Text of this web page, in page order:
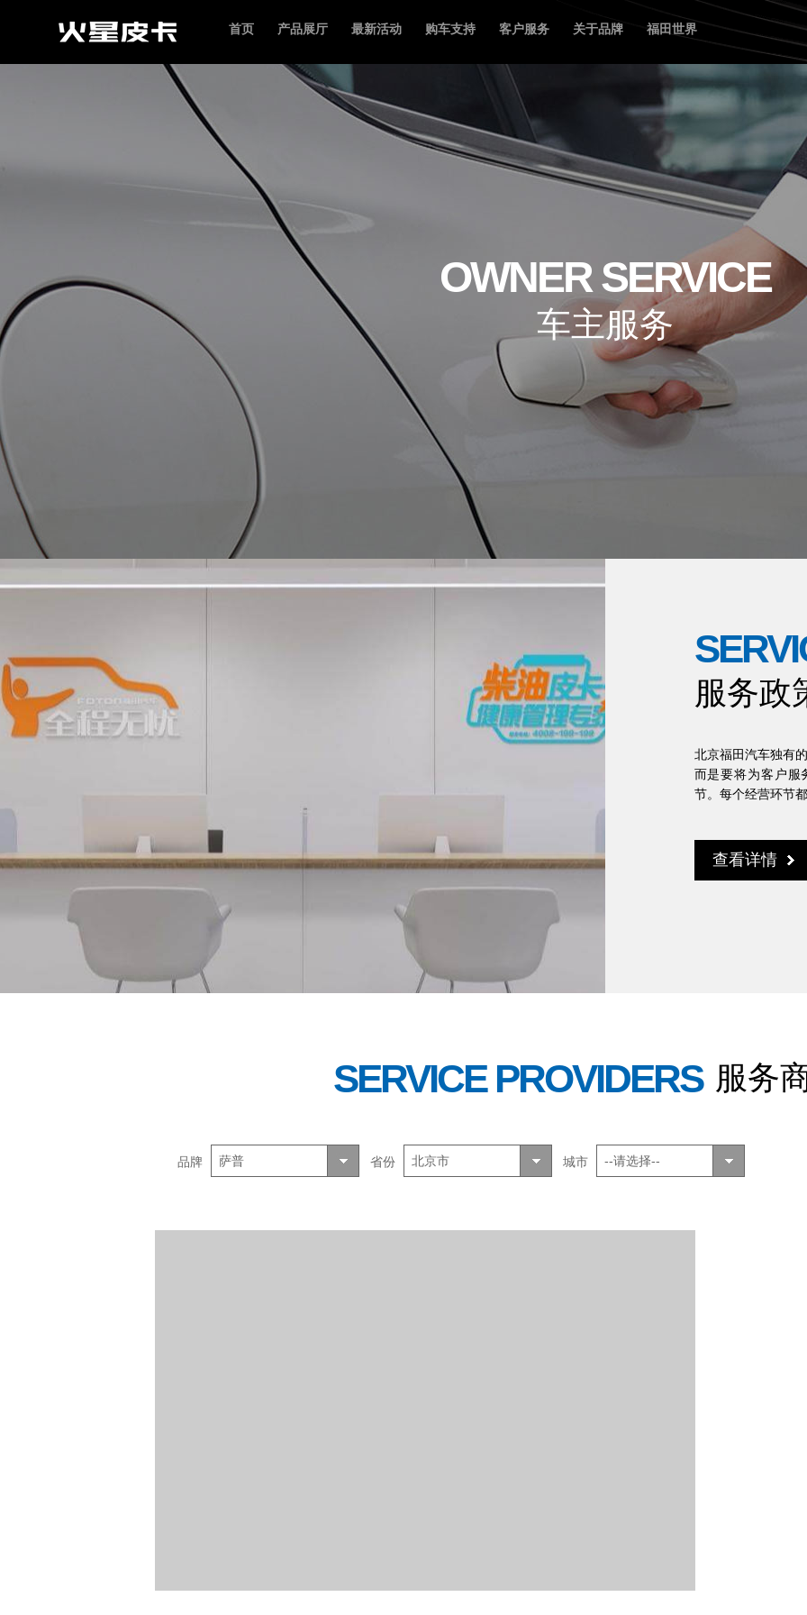
首页 产品展厅 最新活动 购车支持 客户服务 关于品牌 福田世界
火星7
火星7
查看详情
OWNER SERVICE
车主服务
服务政
北京福田汽车独有
而是要将为客户服
节。每个经营环节
查看详情
SERVICE PROVIDERS 服务
品牌 萨普 省份 北京市 城市 --请选择--